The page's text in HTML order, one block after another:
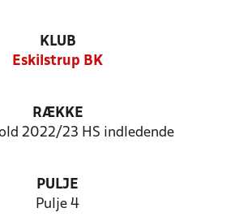
KLUB
Eskilstrup BK
RÆKKE
2022/23 HS indledende
PULJE
Pulje 4